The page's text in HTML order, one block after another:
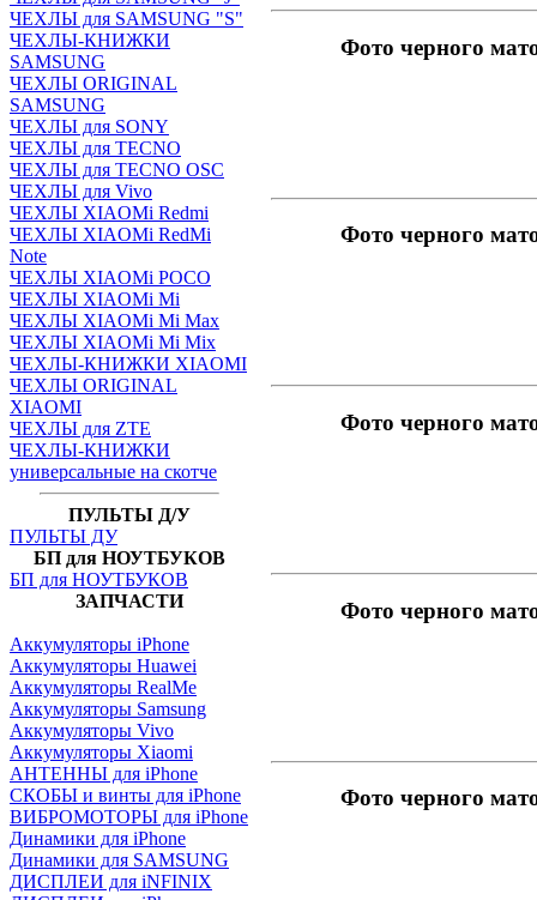
ЧЕХЛЫ для SAMSUNG "S"
ЧЕХЛЫ-КНИЖКИ
SAMSUNG
ЧЕХЛЫ ORIGINAL
SAMSUNG
ЧЕХЛЫ для SONY
ЧЕХЛЫ для TECNO
ЧЕХЛЫ для TECNO OSC
ЧЕХЛЫ для Vivo
ЧЕХЛЫ XIAOMi Redmi
ЧЕХЛЫ XIAOMi RedMi
Note
ЧЕХЛЫ XIAOMi POCO
ЧЕХЛЫ XIAOMi Mi
ЧЕХЛЫ XIAOMi Mi Max
ЧЕХЛЫ XIAOMi Mi Mix
ЧЕХЛЫ-КНИЖКИ XIAOMI
ЧЕХЛЫ ORIGINAL
XIAOMI
ЧЕХЛЫ для ZTE
ЧЕХЛЫ-КНИЖКИ
универсальные на скотче
ПУЛЬТЫ Д/У
ПУЛЬТЫ ДУ
БП для НОУТБУКОВ
БП для НОУТБУКОВ
ЗАПЧАСТИ
Аккумуляторы iPhone
Аккумуляторы Huawei
Аккумуляторы RealMe
Аккумуляторы Samsung
Аккумуляторы Vivo
Аккумуляторы Xiaomi
АНТЕННЫ для iPhone
СКОБЫ и винты для iPhone
ВИБРОМОТОРЫ для iPhone
Динамики для iPhone
Динамики для SAMSUNG
ДИСПЛЕИ для iNFINIX
Фото черного
Фото черного
Фото черного
Фото черного
Фото черного